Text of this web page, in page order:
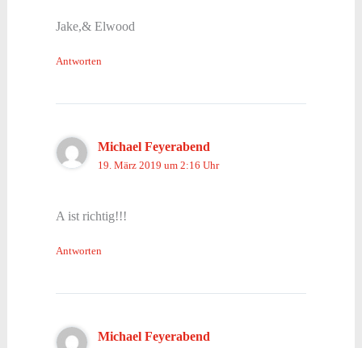
Jake,& Elwood
Antworten
Michael Feyerabend
19. März 2019 um 2:16 Uhr
A ist richtig!!!
Antworten
Michael Feyerabend